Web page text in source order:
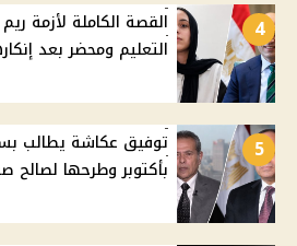
4
التعليم ومحضر بعد
5
بأكتوبر وطرحها لصالح